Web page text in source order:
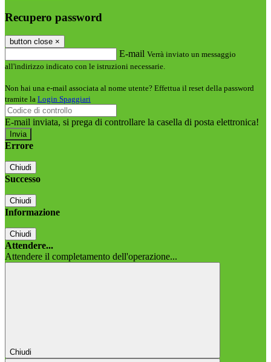
Recupero password
button close ×
E-mail Verrà inviato un messaggio
all'indirizzo indicato con le istruzioni necessarie.
Non hai una e-mail associata al nome utente? Effettua il reset della password
tramite la Login Spaggiari
E-mail inviata, si prega di controllare la casella di posta elettronica!
Errore
Chiudi
Successo
Chiudi
Informazione
Chiudi
Attendere...
Attendere il completamento dell'operazione...
Chiudi